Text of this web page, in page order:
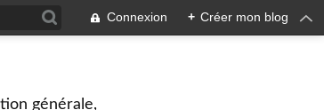
Connexion + Créer mon blog
générale,